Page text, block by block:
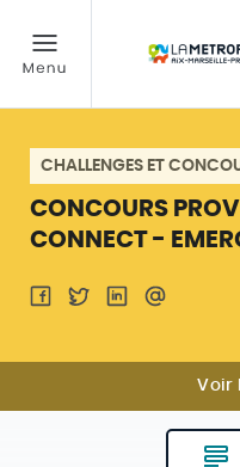
CHALLENGES ET
CONCOURS
CONNECT -
Voir